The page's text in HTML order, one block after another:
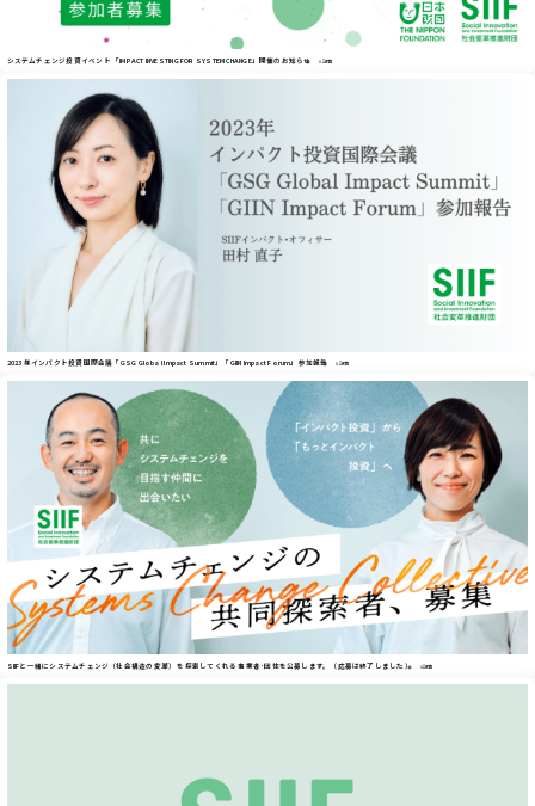
システムチェンジ投資イベント 「IMPACT INVESTING FOR SYSTEM CHANGE」開催のお知らせ #記事
2023 年インパクト投資国際会議「GSG Globa l Impact Summit」「GIIN Impact Forum」参加報告 #記事
SIIFと一緒にシステムチェンジ（社会構造の変革） を探索してくれる 事業者･団体を公募します。（応募は終了しました） #記事